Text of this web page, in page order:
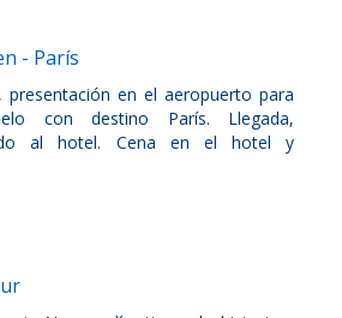
- París
presentación en el aeropuerto para
con destino París. Llegada,
al hotel. Cena en el hotel y